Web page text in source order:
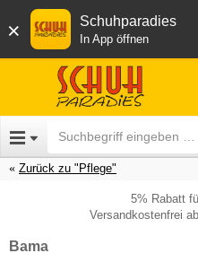
× Schuhparadies
In App öffnen
Zurück zu "Pflege"
5% Rabatt
Versandkostenfrei
Bama